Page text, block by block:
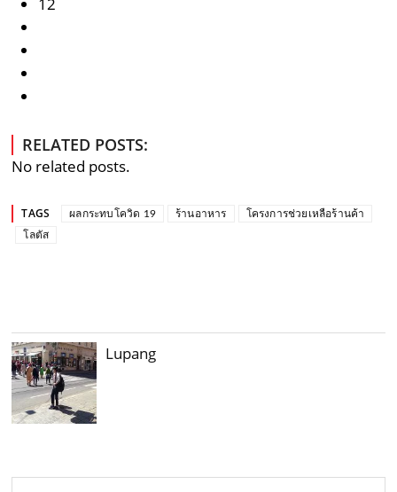
RELATED POSTS:
No related posts.
TAGS ผลกระทบโควิด 19 ร้านอาหาร
โครงการช่วยเหลือร้านค้า
โลตัส
Lupang